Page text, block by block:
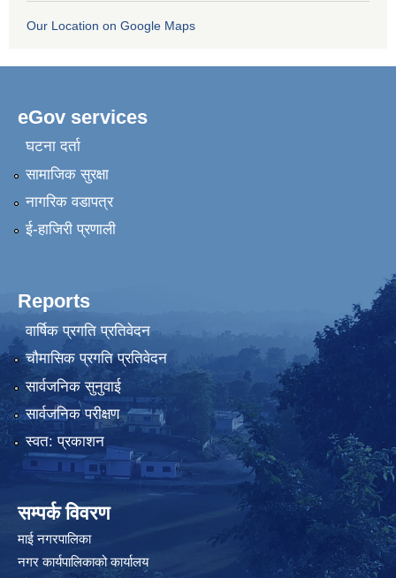
Our Location on Google Maps
eGov services
घटना दर्ता
सामाजिक सुरक्षा
नागरिक वडापत्र
ई-हाजिरी प्रणाली
Reports
वार्षिक प्रगति प्रतिवेदन
चौमासिक प्रगति प्रतिवेदन
सार्वजनिक सुनुवाई
सार्वजनिक परीक्षण
स्वत: प्रकाशन
सम्पर्क विवरण
माई नगरपालिका
नगर कार्यपालिकाको कार्यालय